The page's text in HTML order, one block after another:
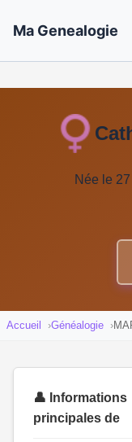
Ma Genealogie
Née le
Accueil Généalogie
👤 Informations
principales de